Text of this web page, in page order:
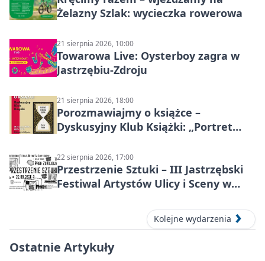
Żelazny Szlak: wycieczka rowerowa
21 sierpnia 2026, 10:00
Towarowa Live: Oysterboy zagra w
Jastrzębiu-Zdroju
21 sierpnia 2026, 18:00
Porozmawiajmy o książce –
Dyskusyjny Klub Książki: „Portret
22 sierpnia 2026, 17:00
Przestrzenie Sztuki – III Jastrzębski
Festiwal Artystów Ulicy i Sceny w
Kolejne wydarzenia
Ostatnie Artykuły